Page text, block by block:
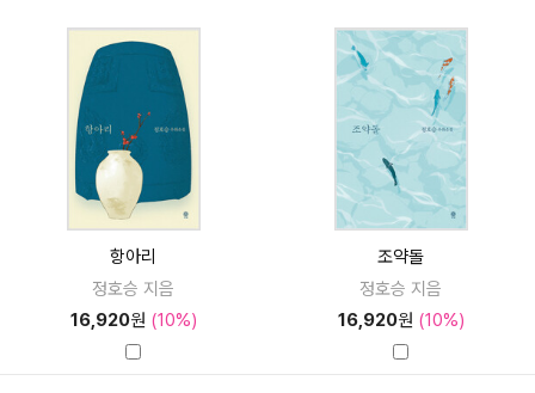
항아리
정호승 지음
16,920원 (10%)
조약돌
정호승 지음
16,920원 (10%)